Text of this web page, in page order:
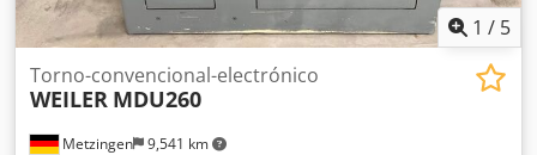
1 / 5
Metzingen 9,541 km
Torno-convencional-electrónico
WEILER MDU260